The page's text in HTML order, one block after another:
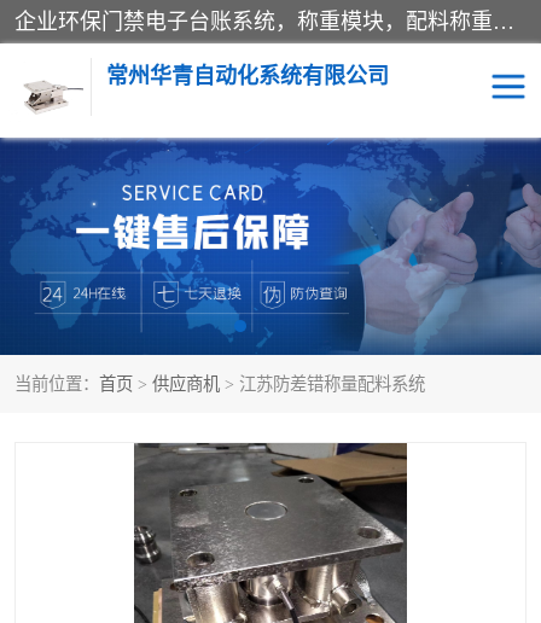
企业环保门禁电子台账系统，称重模块，配料称重系统,称重模块厂家,地磅称重系统,检重秤厂家 常州华青自动化主营：称重模块、无人值守称重系统、配料称重系统、地磅称重系统、检重秤、托利多称重模块等产品。各种称重软件，移动源环保门禁电子台账系统软件。 常州华青自动化系统有限公司7*24的电话支持服务、项目现场开发服务、新功能定制研发服务，产品培训、远程维护，现场安装调试工程等。
常州华青自动化系统有限公司
当前位置： 首页 > 供应商机 > 江苏防差错称量配料系统
称重模块 称重仪表
手工配料系统 屠宰管理软件
自动化配料系统 称重贴标机
屠宰轨道秤 检重秤
移动源环保门禁电子台账